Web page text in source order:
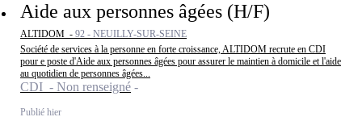
Aide aux personnes âgées (H/F)
ALTIDOM - 92 - NEUILLY-SUR-SEINE
Société de services à la personne en forte croissance, ALTIDOM recrute en CDI
pour e poste d'Aide aux personnes âgées pour assurer le maintien à domicile et l'aide
au quotidien de personnes âgées...
CDI - Non renseigné
Publié hier